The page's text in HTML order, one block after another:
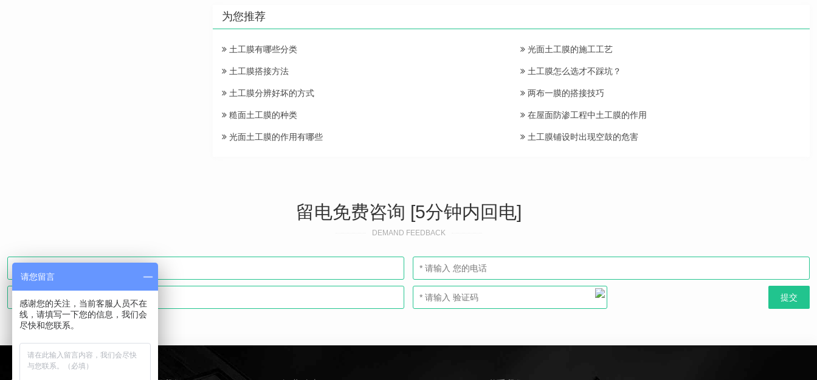
为您推荐
土工膜有哪些分类 光面土工膜的施工工艺
土工膜搭接方法 土工膜怎么选才不踩坑？
土工膜分辨好坏的方式 两布一膜的搭接技巧
糙面土工膜的种类 在屋面防渗工程中土工膜的作用
光面土工膜的作用有哪些 土工膜铺设时出现空鼓的危害
留电免费咨询 [5分钟内回电]
DEMAND FEEDBACK
请您留言
感谢您的关注，当前客服人员不在
线，请填写一下您的信息，我们会
尽快和您联系。